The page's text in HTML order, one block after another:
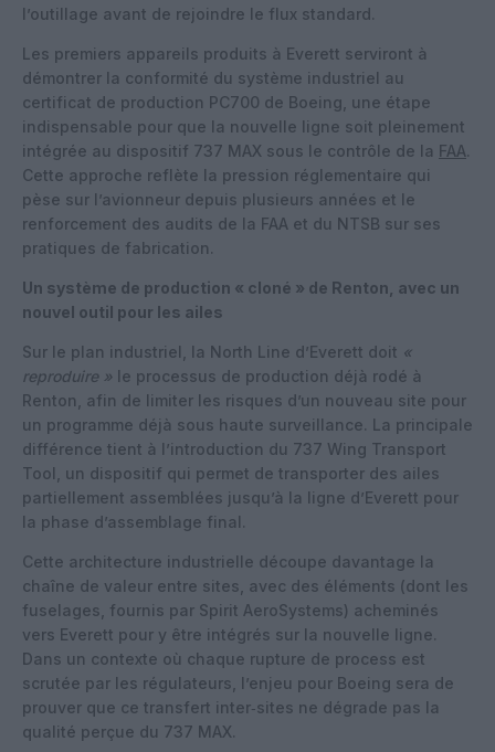
l’outillage avant de rejoindre le flux standard.
Les premiers appareils produits à Everett serviront à
démontrer la conformité du système industriel au
certificat de production PC700 de Boeing, une étape
indispensable pour que la nouvelle ligne soit pleinement
intégrée au dispositif 737 MAX sous le contrôle de la FAA.
Cette approche reflète la pression réglementaire qui
pèse sur l’avionneur depuis plusieurs années et le
renforcement des audits de la FAA et du NTSB sur ses
pratiques de fabrication.
Un système de production « cloné » de Renton, avec un
nouvel outil pour les ailes
Sur le plan industriel, la North Line d’Everett doit «
reproduire » le processus de production déjà rodé à
Renton, afin de limiter les risques d’un nouveau site pour
un programme déjà sous haute surveillance. La principale
différence tient à l’introduction du 737 Wing Transport
Tool, un dispositif qui permet de transporter des ailes
partiellement assemblées jusqu’à la ligne d’Everett pour
la phase d’assemblage final.
Cette architecture industrielle découpe davantage la
chaîne de valeur entre sites, avec des éléments (dont les
fuselages, fournis par Spirit AeroSystems) acheminés
vers Everett pour y être intégrés sur la nouvelle ligne.
Dans un contexte où chaque rupture de process est
scrutée par les régulateurs, l’enjeu pour Boeing sera de
prouver que ce transfert inter‑sites ne dégrade pas la
qualité perçue du 737 MAX.